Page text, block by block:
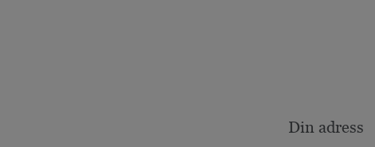
Din adress